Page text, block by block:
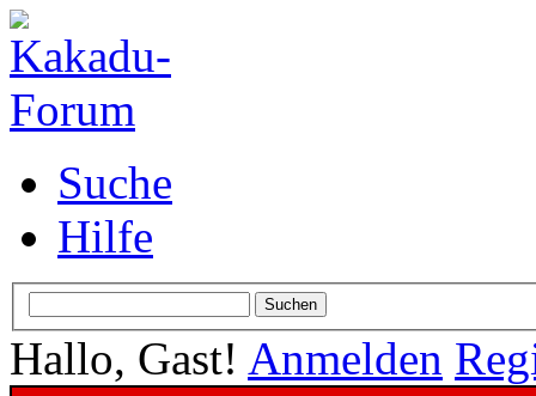
Suche
Hilfe
Hallo, Gast! Anmelden